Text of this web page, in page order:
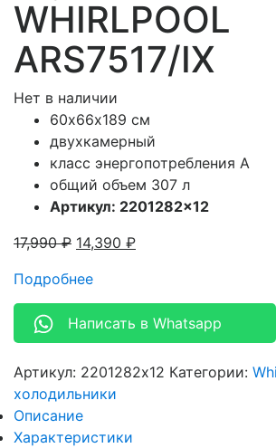
WHIRLPOOL
ARS7517/IX
Нет в наличии
60х66х189 см
двухкамерный
класс энергопотребления A
общий объем 307 л
Артикул: 2201282×12
17,990₽ 14,390 ₽
Подробнее
Написать в Whatsapp
Артикул: 2201282x12 Категории:
холодильники
Описание
Характеристики